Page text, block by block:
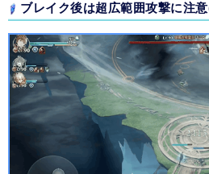
ブレイク後は超広範囲攻撃に注